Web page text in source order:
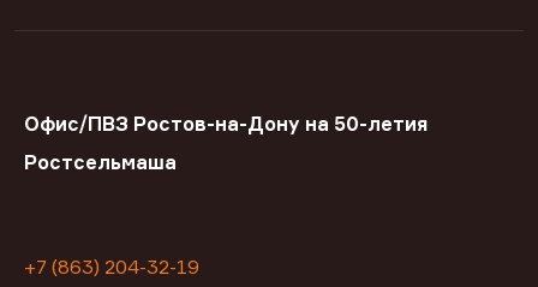
Офис/ПВЗ Ростов-на-Дону на 50-летия
Ростсельмаша
+7 (863) 204-32-19